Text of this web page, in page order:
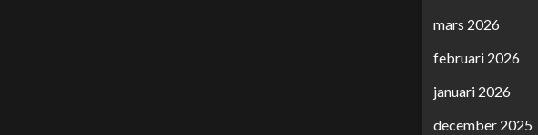
mars 2026
februari 2026
januari 2026
december 2025